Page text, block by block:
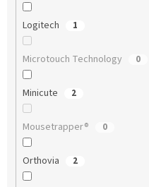
Logitech 1
Microtouch Technology 0
Minicute 2
Mousetrapper® 0
Orthovia 2